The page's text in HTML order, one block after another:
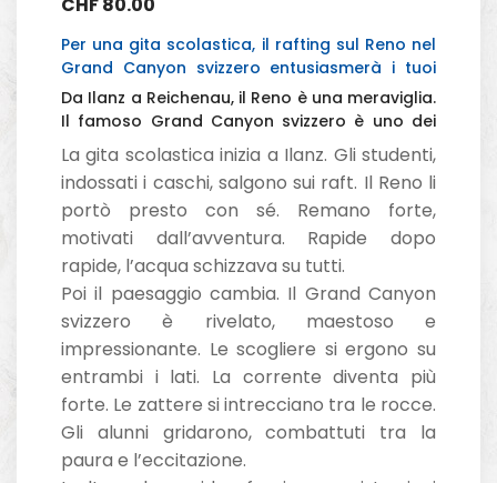
Per una gita scolastica, il rafting sul Reno nel
Grand Canyon svizzero entusiasmerà i tuoi
allievi.
Da Ilanz a Reichenau, il Reno è una meraviglia.
Il famoso Grand Canyon svizzero è uno dei
percorsi più popolari della Svizzera.
La gita scolastica inizia a Ilanz. Gli studenti,
indossati i caschi, salgono sui raft. Il Reno li
portò presto con sé. Remano forte,
motivati dall’avventura. Rapide dopo
rapide, l’acqua schizzava su tutti.
Poi il paesaggio cambia. Il Grand Canyon
svizzero è rivelato, maestoso e
impressionante. Le scogliere si ergono su
entrambi i lati. La corrente diventa più
forte. Le zattere si intrecciano tra le rocce.
Gli alunni gridarono, combattuti tra la
paura e l’eccitazione.